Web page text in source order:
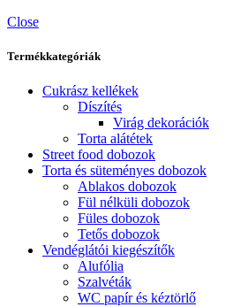
Close
Termékkategóriák
Cukrász kellékek
Díszítés
Virág dekorációk
Torta alátétek
Street food dobozok
Torta és süteményes dobozok
Ablakos dobozok
Fül nélküli dobozok
Füles dobozok
Tetős dobozok
Vendéglátói kiegészítők
Alufólia
Szalvéták
WC papír és kéztörlő